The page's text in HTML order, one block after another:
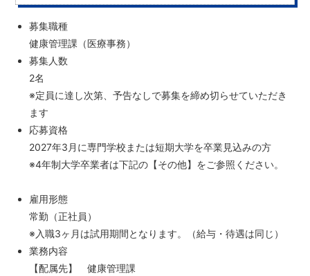
募集職種
健康管理課（医療事務）
募集人数
2名
※定員に達し次第、予告なしで募集を締め切らせていただき
ます
応募資格
2027年3月に専門学校または短期大学を卒業見込みの方
※4年制大学卒業者は下記の【その他】をご参照ください。
雇用形態
常勤（正社員）
※入職3ヶ月は試用期間となります。（給与・待遇は同じ）
業務内容
【配属先】 健康管理課